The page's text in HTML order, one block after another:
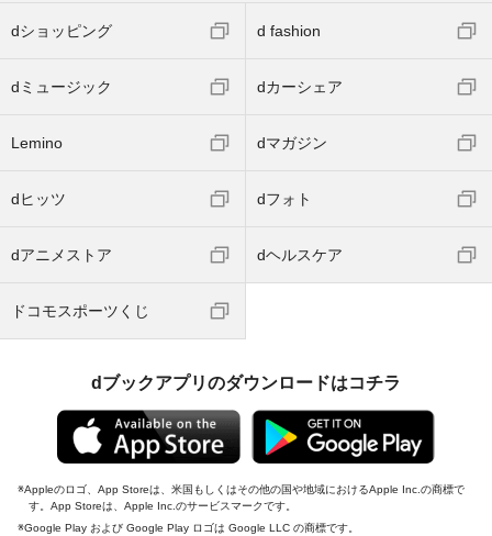
dショッピング d fashion
dミュージック dカーシェア
Lemino dマガジン
dヒッツ dフォト
dアニメストア dヘルスケア
ドコモスポーツくじ
dブックアプリのダウンロードはコチラ
Appleのロゴ、App Storeは、米国もしくはその他の国や地域におけるApple Inc.の商標で
す。App Storeは、Apple Inc.のサービスマークです。
Google Play および Google Play ロゴは Google LLC の商標です。